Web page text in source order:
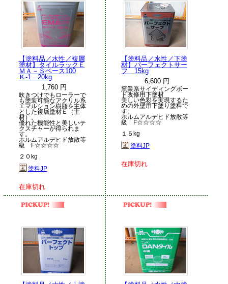
【塗料品／水性／複層
塗材】タイルラックＥ
ＭＡ－Ｓベース100
Ｋ-1 20kg
1,760 円
吹きつけでもローラーで
も塗装可能なアクリル系
エマルション樹脂を主体
とした複層塗材Ｅ（主
材）。
優れた機能性と美しいテ
クスチャーが得られま
す。
ホルムアルデヒド放散等
級 F☆☆☆☆
２０kg
塗料JP
在庫切れ
【塗料品／水性／下塗
材】パーフェクトサー
フ 15kg
6,600 円
窯業系サイディングボー
ド改修用下塗材
美しい色彩を実現するた
めの外壁用下塗り塗料で
す。
ホルムアルデヒド放散等
級 F☆☆☆☆
１５kg
塗料JP
在庫切れ